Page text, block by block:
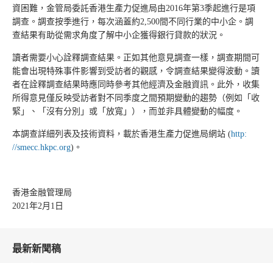
資困難，金管局委託香港生產力促進局由2016年第3季起進行是項
調查。調查按季進行，每次涵蓋約2,500間不同行業的中小企。調
查結果有助從需求角度了解中小企獲得銀行貸款的狀況。
讀者需要小心詮釋調查結果。正如其他意見調查一樣，調查期間可
能會出現特殊事件影響到受訪者的觀感，令調查結果變得波動。讀
者在詮釋調查結果時應同時參考其他經濟及金融資訊。此外，收集
所得意見僅反映受訪者對不同季度之間預期變動的趨勢（例如「收
緊」、「沒有分別」或「放寬」），而並非具體變動的幅度。
本調查詳細列表及技術資料，載於香港生產力促進局網站 (http:
//sme­cc.⁠⁠hk⁠pc.org⁠)。
香港金融管理局
2021年2月1日
最新新聞稿